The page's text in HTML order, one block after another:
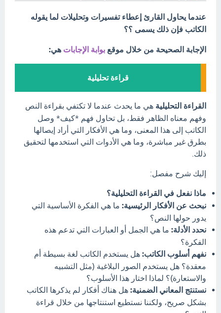
عندما يحاول القارئ إعطاء تفسيرات وتحليلات لما يقوله
الكاتب فإن ذلك يسمى ؟؟
الإجابة الصحيحة من خلال موقع بوابة الإجابات هي:
قراءة تحليلية
القراءة التحليلية هي ما يحدث عندما لا تكتفي بقراءة النص
وفهم معناه الظاهر فقط، بل تحاول فهم *كيف* وصل
الكاتب إلى هذا المعنى، وما هي الأفكار التي أراد إيصالها
بطرق غير مباشرة، وما هي الأدوات التي استخدمها لتحقيق
ذلك.
إليك شرح مفصل:
ماذا نفعل في القراءة التحليلية؟
نبحث عن الأفكار الرئيسية: ما هي الفكرة الأساسية التي
يدور حولها النص؟
نحدد الأدلة: ما هي الجمل أو العبارات التي تدعم هذه
الفكرة؟
نفهم أسلوب الكاتب: هل يستخدم الكاتب لغة بسيطة أم
معقدة؟ هل يستخدم الصور البلاغية (مثل التشبيه
والاستعارة)؟ لماذا اختار هذا الأسلوب؟
نستنتج المعاني الضمنية: هل هناك أفكار لم يذكرها الكاتب
بشكل صريح، ولكننا نستطيع استنتاجها من خلال قراءة